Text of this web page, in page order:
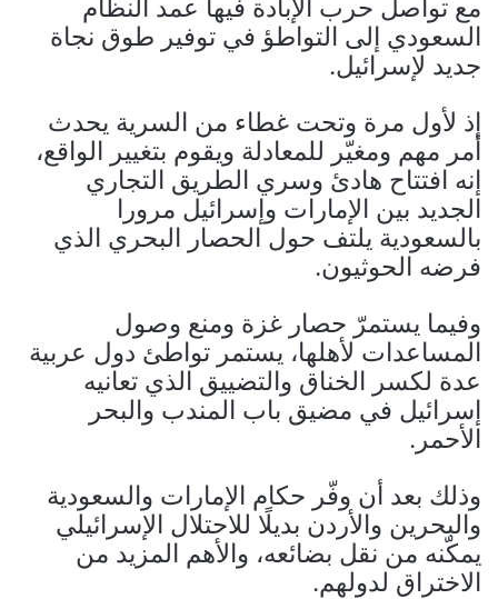
مع تواصل حرب الإبادة فيها عمد النظام
السعودي إلى التواطؤ في توفير طوق نجاة
جديد لإسرائيل.
إذ لأول مرة وتحت غطاء من السرية يحدث
أمر مهم ومغيّر للمعادلة ويقوم بتغيير الواقع،
إنه افتتاح هادئ وسري الطريق التجاري
الجديد بين الإمارات وإسرائيل مرورا
بالسعودية يلتف حول الحصار البحري الذي
فرضه الحوثيون.
وفيما يستمرّ حصار غزة ومنع وصول
المساعدات لأهلها، يستمر تواطئ دول عربية
عدة لكسر الخناق والتضييق الذي تعانيه
إسرائيل في مضيق باب المندب والبحر
الأحمر.
وذلك بعد أن وفّر حكام الإمارات والسعودية
والبحرين والأردن بديلًا للاحتلال الإسرائيلي
يمكّنه من نقل بضائعه، والأهم المزيد من
الاختراق لدولهم.